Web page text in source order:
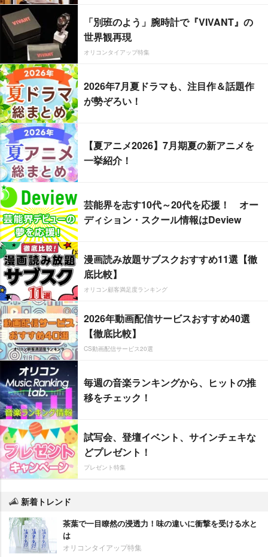
「別班のよう」腕時計で『VIVANT』の
世界観再現
オリコンタイアップ特集
2026年7月夏ドラマも、注目作＆話題作
が勢ぞろい！
【夏アニメ2026】7月期夏の新アニメを
一挙紹介！
芸能界を志す10代～20代を応援！ オー
ディション・スクール情報はDeview
漫画読み放題サブスクおすすめ11選【徹
底比較】
オリコン顧客満足度ランキング
2026年動画配信サービスおすすめ40選
【徹底比較】
CS動画配信サービス20選
毎週の音楽ランキングから、ヒットの推
移をチェック！
試写会、登壇イベント、サインチェキな
どプレゼント！
プレゼント特集
新着トレンド
茶葉で一目瞭然の浸透力！味の違いに衝撃を受ける水と
は
オリコンタイアップ特集